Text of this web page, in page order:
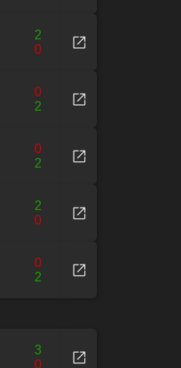
2
0
0
2
0
2
2
0
0
2
3
0